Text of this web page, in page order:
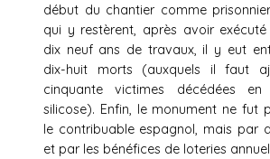
début du chantier comme
qui y restèrent, après avoir
dix neuf ans de travaux, il y eut
dix-huit morts (auxquels il faut
cinquante victimes décédées
silicose). Enfin, le monument ne fut
le contribuable espagnol, mais par
et par les bénéfices de loteries